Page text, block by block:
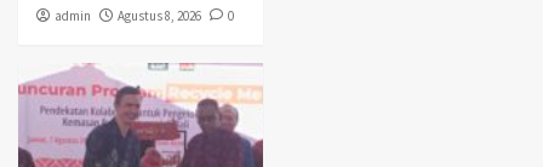
admin Agustus 8, 2026 0